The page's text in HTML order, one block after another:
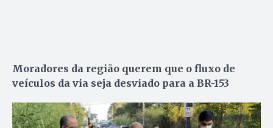
Moradores da região querem que o fluxo de
veículos da via seja desviado para a BR-153